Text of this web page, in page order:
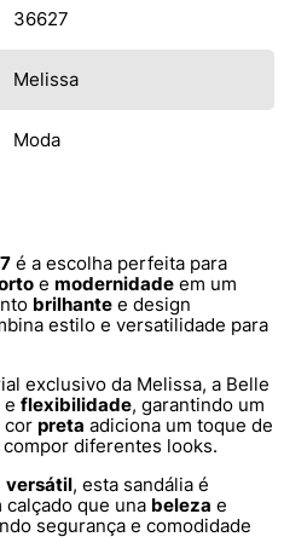
36627
Melissa
Moda
é a escolha perfeita para
e modernidade em um
brilhante e design
estilo e versatilidade para
exclusivo da Melissa, a Belle
e flexibilidade, garantindo um
cor preta adiciona um toque de
diferentes looks.
versátil, esta sandália é
que una beleza e
segurança e comodidade